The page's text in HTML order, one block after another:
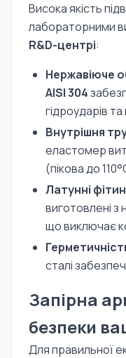
Висока якість
лабораторними
R&D-центрі:
Нержавіюче
AISI 304
гідроударів
Внутрішня
еластомер
(пікова до
Латунні
виготовлені з
що виключає
сталі
Запірна
безпеки
Для правильної